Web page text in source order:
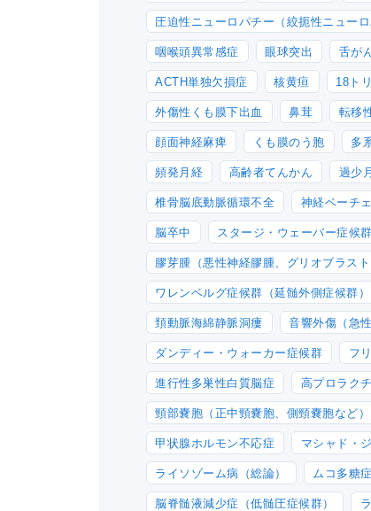
圧迫性ニューロパチー（絞扼性ニューロ
咽喉頭異常感症 眼球突出 舌が
ACTH単独欠損症 核黄疸 18ト
外傷性くも膜下出血 鼻茸 転移
顔面神経麻痺 くも膜のう胞 多
頻発月経 高齢者てんかん 過少
椎骨脳底動脈循環不全 神経ベーチ
脳卒中 スタージ・ウェーバー症候群
膠芽腫（悪性神経膠腫、グリオブラスト
ワレンベルグ症候群（延髄外側症候群）
頚動脈海綿静脈洞瘻 音響外傷（急
ダンディー・ウォーカー症候群 フ
進行性多巣性白質脳症 高プロラク
頸部嚢胞（正中頸嚢胞、側頸嚢胞など）
甲状腺ホルモン不応症 マシャド・
ライソゾーム病（総論） ムコ多糖
脳脊髄液減少症（低髄圧症候群）